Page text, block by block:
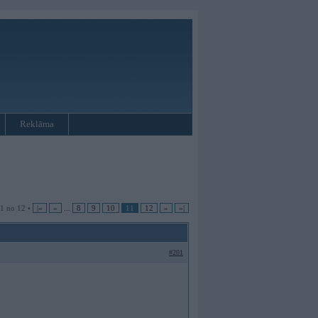
Reklāma
no 12 • |« « 8 9 10 11 12 » »|
#201